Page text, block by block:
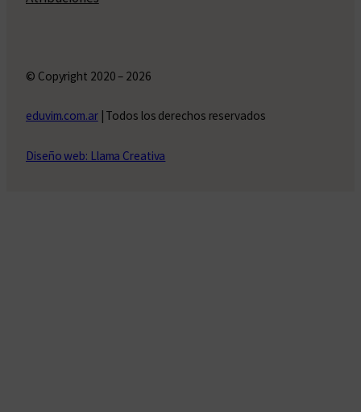
© Copyright 2020 – 2026
eduvim.com.ar| Todos los derechos reservados
Diseño web: Llama Creativa